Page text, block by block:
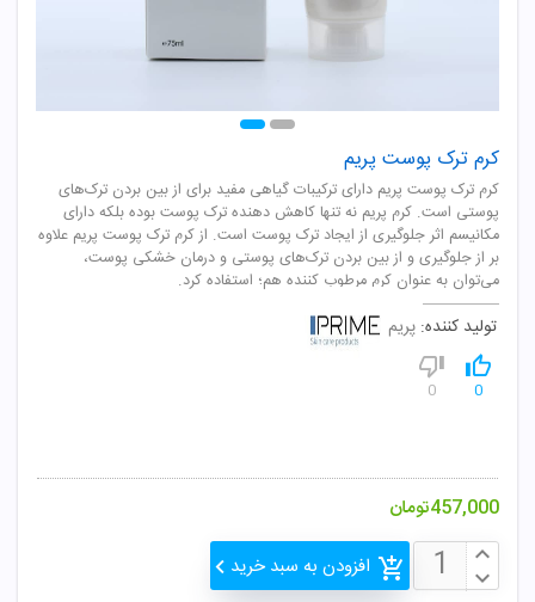
کرم ترک پوست پریم
کرم ترک پوست پریم دارای ترکیبات گیاهی مفید برای از بین بردن ترک‌های
پوستی است. کرم پریم نه تنها کاهش دهنده ترک پوست بوده بلکه دارای
مکانیسم اثر جلوگیری از ایجاد ترک پوست است. از کرم ترک پوست پریم علاوه
بر از جلوگیری و از بین بردن ترک‌های پوستی و درمان خشکی پوست،
می‌توان به عنوان کرم مرطوب کننده هم؛ استفاده کرد.
تولید کننده: پریم
0
0
457,000تومان
افزودن به سبد خرید